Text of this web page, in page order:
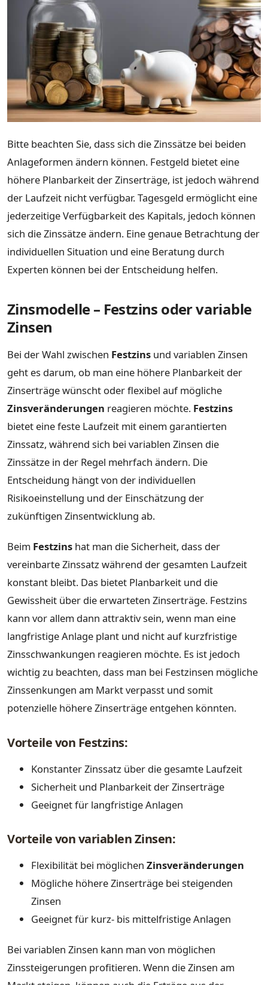
Bitte beachten Sie, dass sich die Zinssätze bei beiden
Anlageformen ändern können. Festgeld bietet eine
höhere Planbarkeit der Zinserträge, ist jedoch während
der Laufzeit nicht verfügbar. Tagesgeld ermöglicht eine
jederzeitige Verfügbarkeit des Kapitals, jedoch können
sich die Zinssätze ändern. Eine genaue Betrachtung der
individuellen Situation und eine Beratung durch
Experten können bei der Entscheidung helfen.
Zinsmodelle – Festzins oder variable
Zinsen
Bei der Wahl zwischen Festzins und variablen Zinsen
geht es darum, ob man eine höhere Planbarkeit der
Zinserträge wünscht oder flexibel auf mögliche
Zinsveränderungen reagieren möchte. Festzins
bietet eine feste Laufzeit mit einem garantierten
Zinssatz, während sich bei variablen Zinsen die
Zinssätze in der Regel mehrfach ändern. Die
Entscheidung hängt von der individuellen
Risikoeinstellung und der Einschätzung der
zukünftigen Zinsentwicklung ab.
Beim Festzins hat man die Sicherheit, dass der
vereinbarte Zinssatz während der gesamten Laufzeit
konstant bleibt. Das bietet Planbarkeit und die
Gewissheit über die erwarteten Zinserträge. Festzins
kann vor allem dann attraktiv sein, wenn man eine
langfristige Anlage plant und nicht auf kurzfristige
Zinsschwankungen reagieren möchte. Es ist jedoch
wichtig zu beachten, dass man bei Festzinsen mögliche
Zinssenkungen am Markt verpasst und somit
potenzielle höhere Zinserträge entgehen könnten.
Vorteile von Festzins:
Konstanter Zinssatz über die gesamte Laufzeit
Sicherheit und Planbarkeit der Zinserträge
Geeignet für langfristige Anlagen
Vorteile von variablen Zinsen:
Flexibilität bei möglichen Zinsveränderungen
Mögliche höhere Zinserträge bei steigenden
Zinsen
Geeignet für kurz- bis mittelfristige Anlagen
Bei variablen Zinsen kann man von möglichen
Zinssteigerungen profitieren. Wenn die Zinsen am